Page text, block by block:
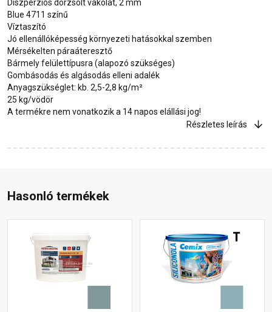
Diszperziós dörzsölt vakolat, 2 mm
Blue 4711 színű
Víztaszító
Jó ellenállóképesség környezeti hatásokkal szemben
Mérsékelten páraáteresztő
Bármely felülettípusra (alapozó szükséges)
Gombásodás és algásodás elleni adalék
Anyagszükséglet: kb. 2,5-2,8 kg/m²
25 kg/vödör
A termékre nem vonatkozik a 14 napos elállási jog!
Részletes leírás
Hasonló termékek